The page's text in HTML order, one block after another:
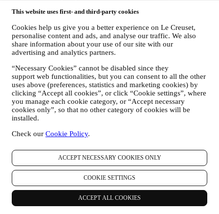
This website uses first- and third-party cookies
Cookies help us give you a better experience on Le Creuset,
personalise content and ads, and analyse our traffic. We also
share information about your use of our site with our
advertising and analytics partners.
“Necessary Cookies” cannot be disabled since they
support web functionalities, but you can consent to all the other
uses above (preferences, statistics and marketing cookies) by
clicking “Accept all cookies”, or click “Cookie settings”, where
you manage each cookie category, or “Accept necessary
cookies only”, so that no other category of cookies will be
installed.
Check our Cookie Policy.
ACCEPT NECESSARY COOKIES ONLY
COOKIE SETTINGS
ACCEPT ALL COOKIES
kan voor u worden geselecteerd of op maat worden gemaakt
locatie of uw aankoopgeschiedenis of uw voorkeuren voor
onze producten. Wij zullen uw gegevens gebruiken om uw
interesses beter te begrijpen. Dit stelt ons in staat om onze
communicatie te personaliseren om deze relevanter en
interessanter te maken. Er zullen geen andere gevolgen zijn.
Wij verzamelen ook statistieken over het openen van e-mail
en klikgedrag met behulp van de in de sector gangbare
technologieën om ons te helpen onze nieuwsbrieven te
volgen. Deze verwerking is gebaseerd op uw toestemming
om gepersonaliseerde marketingcommunicatie van ons te
ontvangen. De keuze om aan te melden kan worden
verzameld door het juiste selectievakje aan te vinken of, als u
van de Website.Afmelden : U kunt het ontvangen van onze
marketingcommunicatie of updates te allen tijde kosteloos
stopzetten via de methoden die bij de communicatie worden
weergegeven (om u bijvoorbeeld af te melden voor de
nieuwsbrief kunt u klikken op de afmeldlink onderaan elke e-
mail). Als u een Le Creuset account hebt, kunt u eenvoudig
uw marketingvoorkeuren beheren. Als u onze